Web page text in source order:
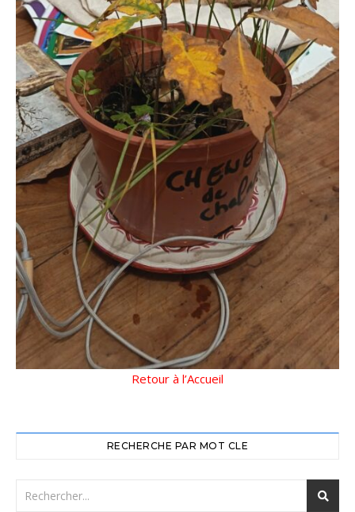
Retour à l’Accueil
RECHERCHE PAR MOT CLE